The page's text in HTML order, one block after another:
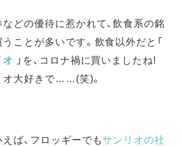
どの優待に惹かれて、飲食系の銘
ことが多いです。飲食以外だと「
」を、コロナ禍に買いましたね!
オ大好きで……(笑)。
ば、フロッギーでもサンリオの社